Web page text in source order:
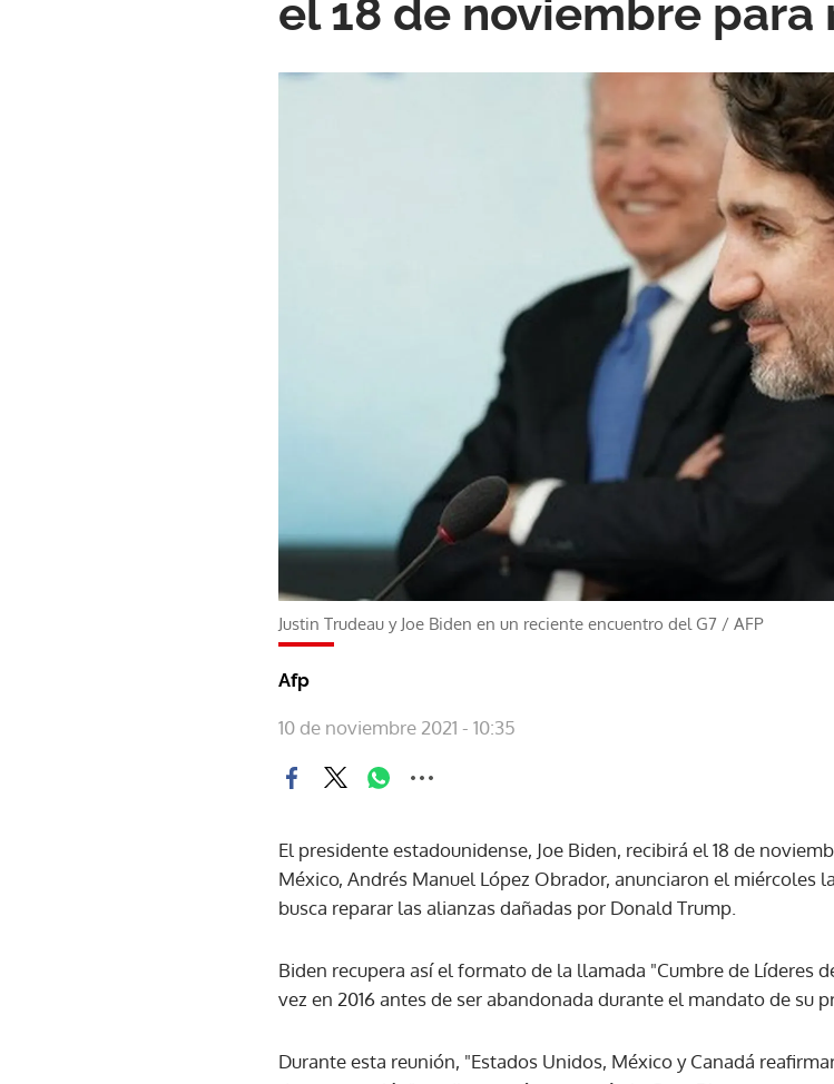
el 18 de noviembre para
Justin Trudeau y Joe Biden en un reciente encuentro del G7 / AFP
Afp
10 de noviembre 2021 - 10:35
El presidente estadounidense, Joe Biden, recibirá el 18 de
México, Andrés Manuel López Obrador, anunciaron el miércoles
busca reparar las alianzas dañadas por Donald Trump.
Biden recupera así el formato de la llamada "Cumbre de Líderes
vez en 2016 antes de ser abandonada durante el mandato de su
Durante esta reunión, "Estados Unidos, México y Canadá